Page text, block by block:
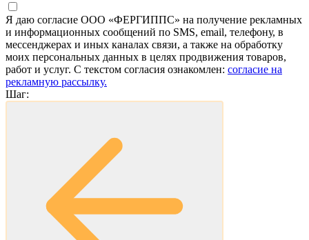
Я даю согласие ООО «ФЕРГИППС» на получение рекламных
и информационных сообщений по SMS, email, телефону, в
мессенджерах и иных каналах связи, а также на обработку
моих персональных данных в целях продвижения товаров,
работ и услуг. С текстом согласия ознакомлен: согласие на
рекламную рассылку.
Шаг: